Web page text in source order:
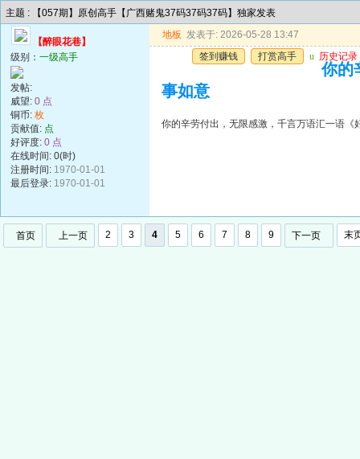
主题 : 【057期】原创高手【广西赌鬼37码37码37码】独家发表
【醉眼花巷】
级别： 一级高手
发帖:
威望: 0 点
铜币: 枚
贡献值: 点
好评度: 0 点
在线时间: 0(时)
注册时间: 1970-01-01
最后登录: 1970-01-01
地板 发表于: 2026-05-28 13:47
签到赚钱
打赏高手 u 历史记录
你的
事如意
你的辛劳付出，无限感激，千言万语汇一语《
首页 上一页 2 3 4 5 6 7 8 9 下一页 末